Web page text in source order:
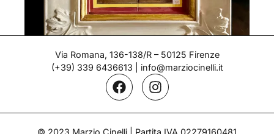
Tile – Gio Ponti
Via Romana, 136-138/R – 50125 Firenze
(+39) 339 6436613
info@marziocinelli.it